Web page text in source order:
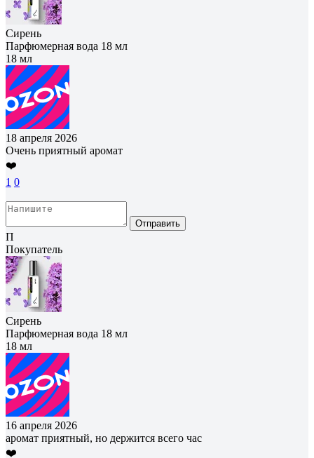
Сирень
Парфюмерная вода 18 мл
18 мл
18 апреля 2026
Очень приятный аромат
❤️
1 0
Отправить
П
Покупатель
Сирень
Парфюмерная вода 18 мл
18 мл
16 апреля 2026
аромат приятный, но держится всего час
❤️